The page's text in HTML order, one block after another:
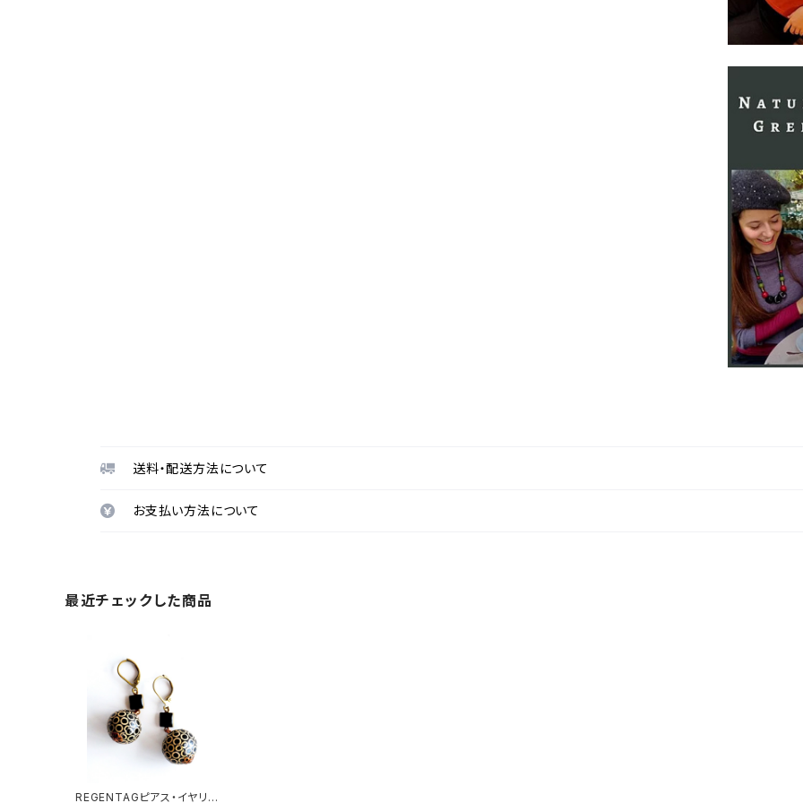
送料・配送方法について
お支払い方法について
最近チェックした商品
REGENTAGピアス・イヤリン